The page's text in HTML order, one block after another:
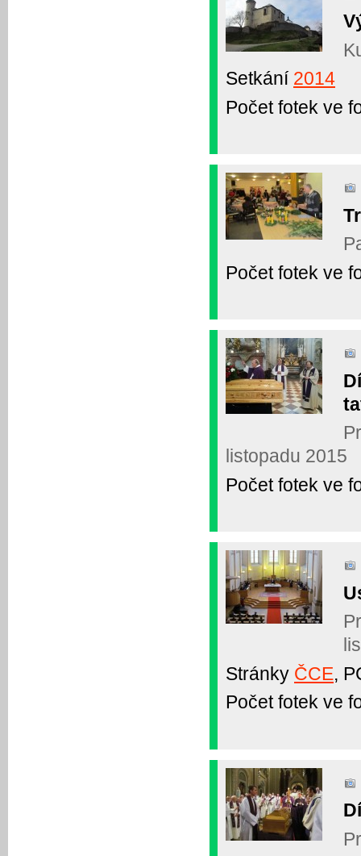
Setkání 2014
Počet fotek ve
Počet fotek ve
listopadu 2015
Počet fotek ve
Stránky ČCE,
Počet fotek ve